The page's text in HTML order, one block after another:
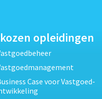
opleidingen
Case voor Vastgoed-